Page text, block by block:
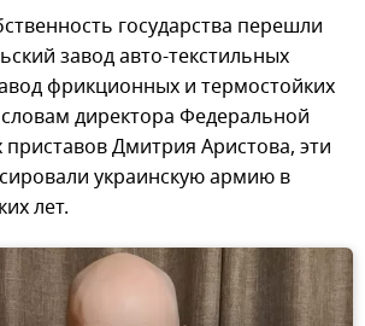
государства перешли
завод авто-текстильных
фрикционных и термостойких
директора Федеральной
Дмитрия Аристова, эти
украинскую армию в
лет.